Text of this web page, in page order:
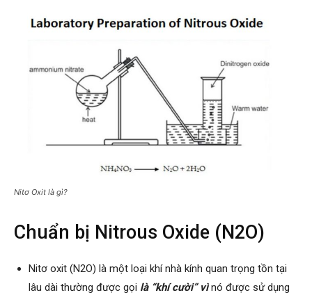
Nitơ Oxit là gì?
Chuẩn bị Nitrous Oxide (N2O)
Nitơ oxit (N2O) là một loại khí nhà kính quan trọng tồn tại
lâu dài thường được gọi là “khí cười” vì nó được sử dụng